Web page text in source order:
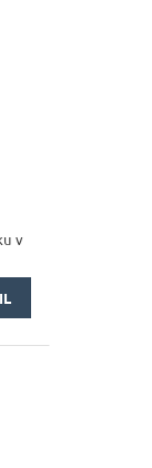
v